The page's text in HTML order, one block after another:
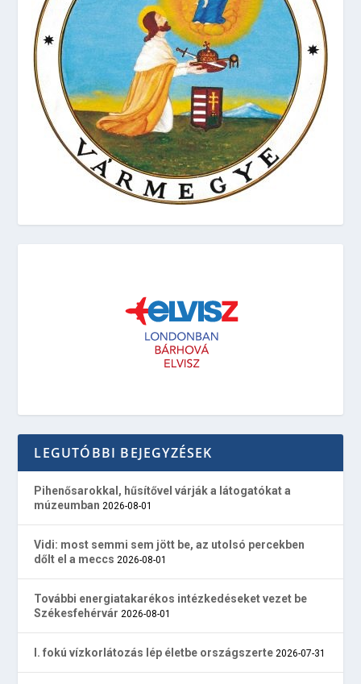
LEGUTÓBBI BEJEGYZÉSEK
Pihenősarokkal, hűsítővel várják a látogatókat a
múzeumban 2026-08-01
Vidi: most semmi sem jött be, az utolsó percekben
dőlt el a meccs 2026-08-01
További energiatakarékos intézkedéseket vezet be
Székesfehérvár 2026-08-01
I. fokú vízkorlátozás lép életbe országszerte 2026-07-31